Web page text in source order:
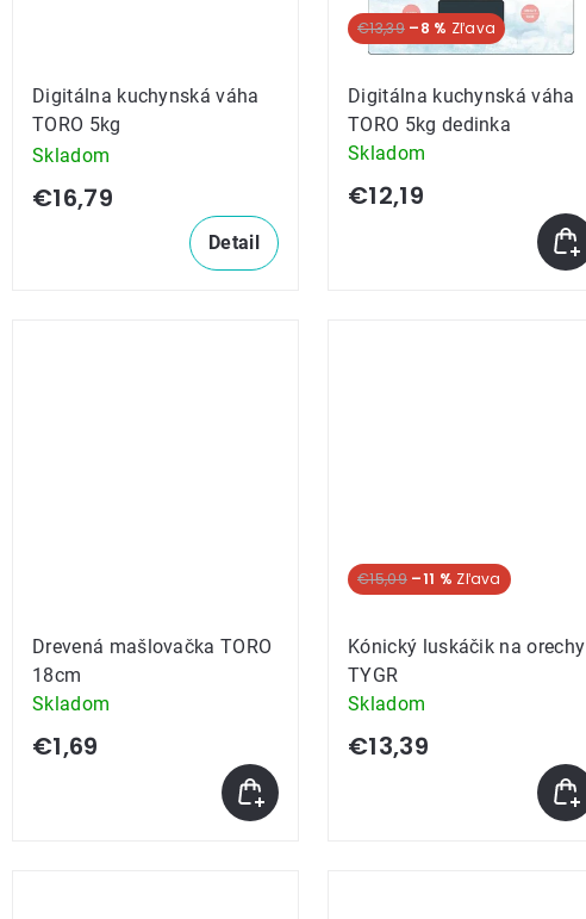
Digitálna kuchynská váha
TORO 5kg
Skladom
€16,79
Detail
€13,39 –8 %
Digitálna kuchynská váha
TORO 5kg dedinka
Skladom
€12,19
Drevená mašlovačka TORO
18cm
Skladom
€1,69
€15,09 –11 %
Kónický luskáčik na orechy
TYGR
Skladom
€13,39